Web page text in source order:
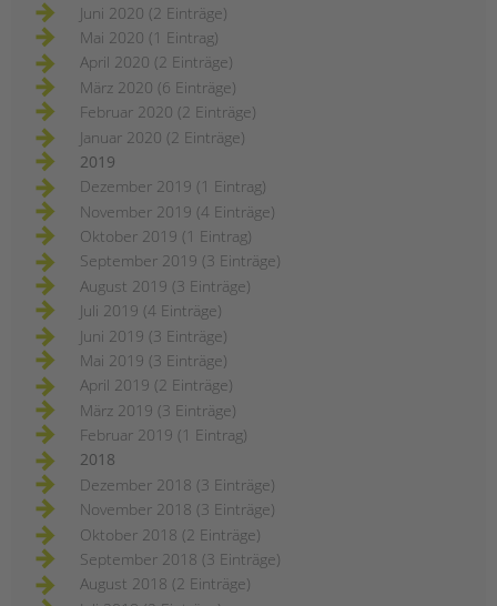
Juni 2020 (2 Einträge)
Mai 2020 (1 Eintrag)
April 2020 (2 Einträge)
März 2020 (6 Einträge)
Februar 2020 (2 Einträge)
Januar 2020 (2 Einträge)
2019
Dezember 2019 (1 Eintrag)
November 2019 (4 Einträge)
Oktober 2019 (1 Eintrag)
September 2019 (3 Einträge)
August 2019 (3 Einträge)
Juli 2019 (4 Einträge)
Juni 2019 (3 Einträge)
Mai 2019 (3 Einträge)
April 2019 (2 Einträge)
März 2019 (3 Einträge)
Februar 2019 (1 Eintrag)
2018
Dezember 2018 (3 Einträge)
November 2018 (3 Einträge)
Oktober 2018 (2 Einträge)
September 2018 (3 Einträge)
August 2018 (2 Einträge)